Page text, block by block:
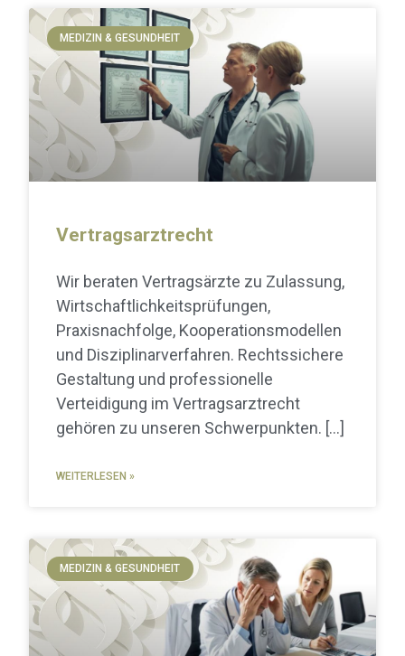
MEDIZIN & GESUNDHEIT
Vertragsarztrecht
Wir beraten Vertragsärzte zu Zulassung,
Wirtschaftlichkeitsprüfungen,
Praxisnachfolge, Kooperationsmodellen
und Disziplinarverfahren. Rechtssichere
Gestaltung und professionelle
Verteidigung im Vertragsarztrecht
gehören zu unseren Schwerpunkten.
WEITERLESEN »
MEDIZIN & GESUNDHEIT